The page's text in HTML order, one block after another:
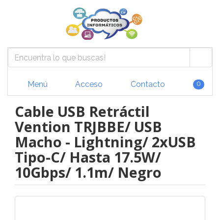
Menú Acceso Contacto 0
Cable USB Retráctil
Vention TRJBBE/ USB
Macho - Lightning/ 2xUSB
Tipo-C/ Hasta 17.5W/
10Gbps/ 1.1m/ Negro